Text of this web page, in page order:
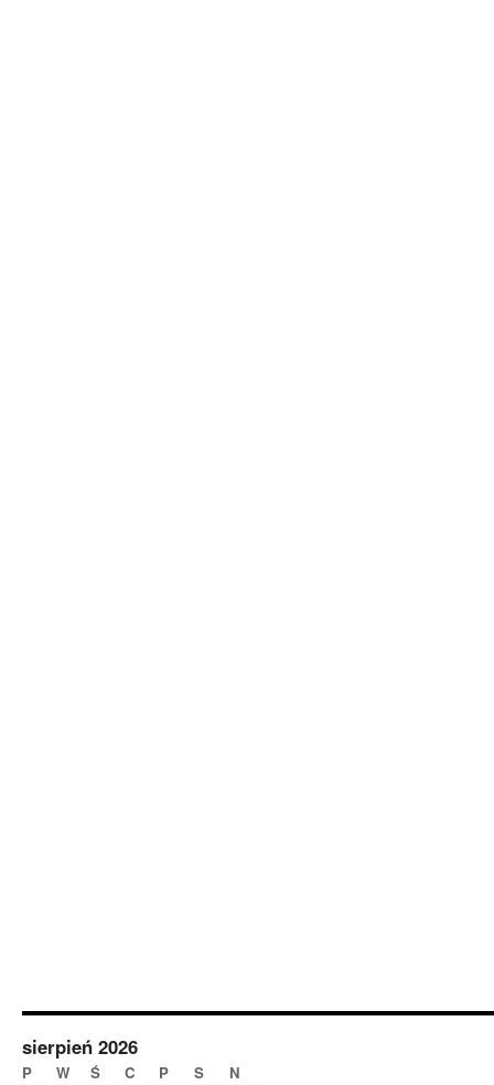
sierpień 2026
P W Ś C P S N